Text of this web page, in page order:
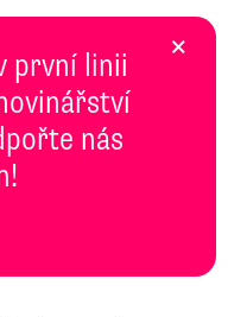
první linii
nás
×